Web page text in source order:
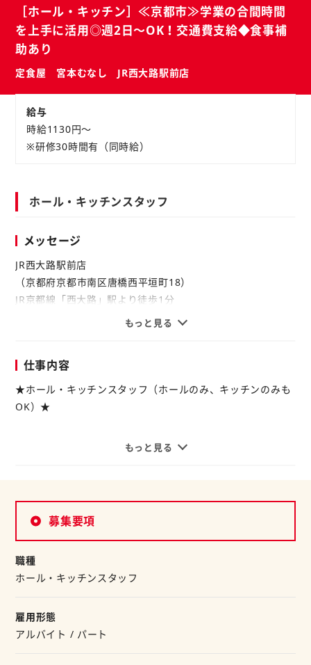
バ
イ
ト
ト
［ホール・キッチン］≪京都市≫学業の合間時間
を上手に活用◎週2日～OK！交通費支給◆食事補
助あり
定食屋 宮本むなし JR西大路駅前店
給与
時給1130円～
※研修30時間有（同時給）
ホール・キッチンスタッフ
メッセージ
JR西大路駅前店
（京都府京都市南区唐橋西平垣町18）
JR京都線「西大路」駅より徒歩1分
それなら『定食屋 宮本むなし』が
おすすめです！
まずはできることからはじめてもらえるから、
空いた時間を有効活用！週2日～、1日3h～OK◎
柔軟なシフトで、テスト前なども安心です！
まかない制度など嬉しい待遇をととのえて、
ご応募お待ちしています！
■学生歓迎！フリーター歓迎！
■長期勤務歓迎！
もっと見る
仕事内容
★ホール・キッチンスタッフ（ホールのみ、キッチンのみも
OK）★
【キッチン】
お仕事をお願いします。
わかりやすい研修があるので、未経験者も安心◎
もっと見る
募集要項
職種
ホール・キッチンスタッフ
雇用形態
アルバイト / パート